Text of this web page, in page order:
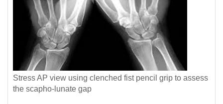
Stress AP view using clenched fist pencil grip to assess
the scapho-lunate gap